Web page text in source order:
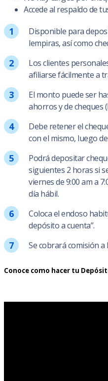
Accede al respaldo de
Disponible para
lempiras, así como
Los clientes
afiliarse fácilmente a
El monto puede ser
ahorros y de cheques
Debe retener el
con el mismo, luego
Podrá depositar
siguientes 2 horas si
viernes de 9:00 am a
día hábil.
Coloca el endoso
depósito a cuenta”.
Se cobrará comisión
Conoce como hacer tu